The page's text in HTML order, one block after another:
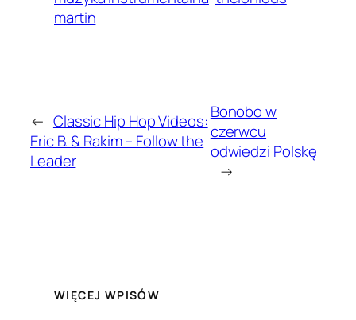
martin
← Classic Hip Hop Videos:
Eric B. & Rakim – Follow the
Leader
Bonobo w
czerwcu
odwiedzi Polskę
→
WIĘCEJ WPISÓW